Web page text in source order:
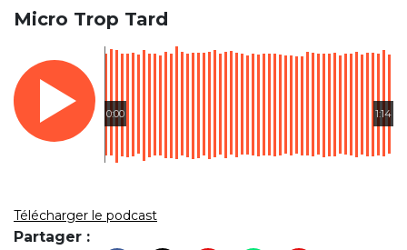
Micro Trop Tard
0:00 1:14
Télécharger le podcast
Partager :